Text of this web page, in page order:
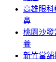
高雄眼
鼻
桃園沙發
養
新竹當舖